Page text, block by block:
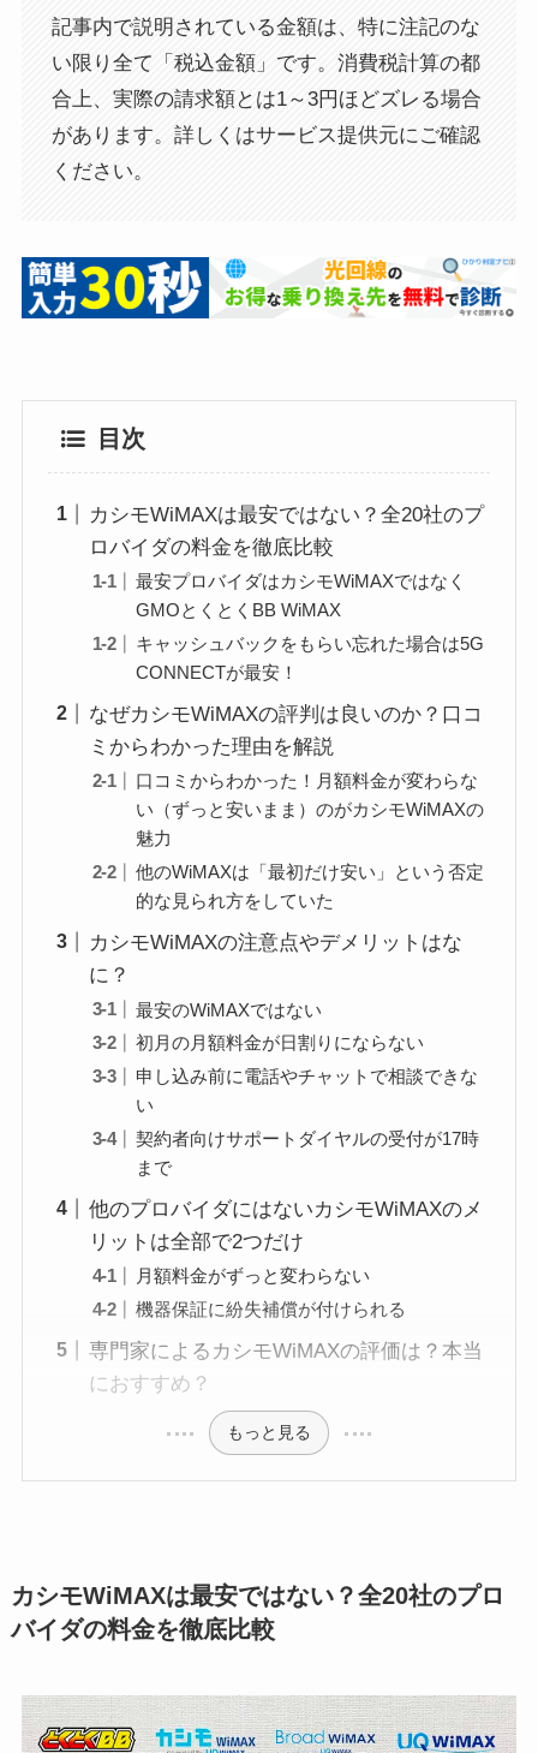
記事内で説明されている金額は、特に注記のな
い限り全て「税込金額」です。消費税計算の都
合上、実際の請求額とは1～3円ほどズレる場合
があります。詳しくはサービス提供元にご確認
ください。
目次
カシモWiMAXは最安ではない？全20社のプ
ロバイダの料金を徹底比較
最安プロバイダはカシモWiMAXではなく
GMOとくとくBB WiMAX
キャッシュバックをもらい忘れた場合は5G
CONNECTが最安！
なぜカシモWiMAXの評判は良いのか？口コ
ミからわかった理由を解説
口コミからわかった！月額料金が変わらな
い（ずっと安いまま）のがカシモWiMAXの
魅力
他のWiMAXは「最初だけ安い」という否定
的な見られ方をしていた
カシモWiMAXの注意点やデメリットはな
に？
最安のWiMAXではない
初月の月額料金が日割りにならない
申し込み前に電話やチャットで相談できな
い
契約者向けサポートダイヤルの受付が17時
まで
他のプロバイダにはないカシモWiMAXのメ
リットは全部で2つだけ
月額料金がずっと変わらない
機器保証に紛失補償が付けられる
専門家によるカシモWiMAXの評価は？本当
におすすめ？
もっと見る
カシモWiMAXは最安ではない？全20社のプロ
バイダの料金を徹底比較